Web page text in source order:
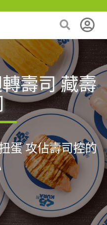
壽司 藏壽
蛋 攻佔壽司控的